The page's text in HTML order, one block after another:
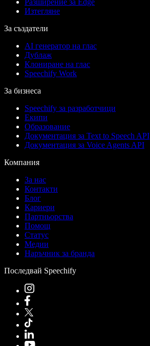
Разширение за Edge
Изтегляне
За създатели
AI генератор на глас
Дублаж
Клониране на глас
Speechify Work
За бизнеса
Speechify за разработчици
Екипи
Образование
Документация за Text to Speech API
Документация за Voice Agents API
Компания
За нас
Контакти
Блог
Кариери
Партньорства
Помощ
Статус
Медии
Наръчник за бранда
Последвай Speechify